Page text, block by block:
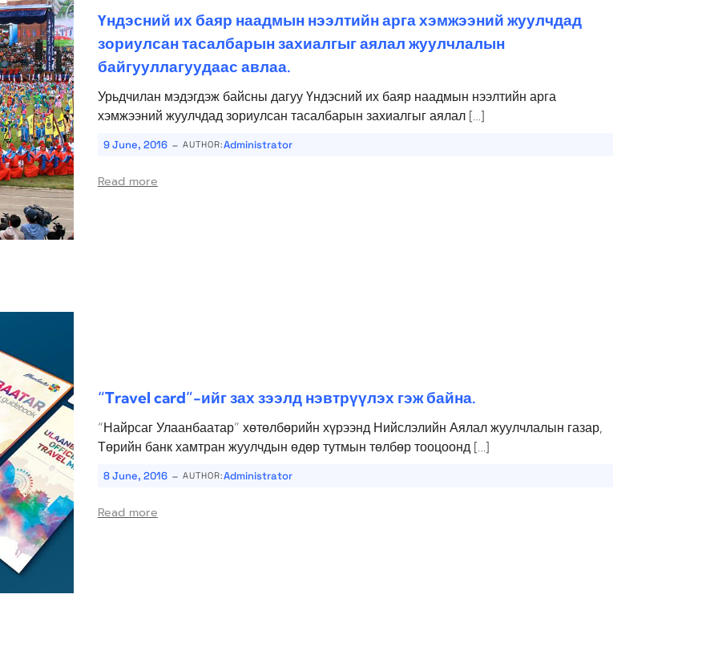
Үндэсний их баяр наадмын нээлтийн арга хэмжээний жуулчдад
зориулсан тасалбарын захиалгыг аялал жуулчлалын
байгууллагуудаас авлаа.
Урьдчилан мэдэгдэж байсны дагуу Үндэсний их баяр наадмын нээлтийн арга
хэмжээний жуулчдад зориулсан тасалбарын захиалгыг аялал […]
9 June, 2016 - AUTHOR:Administrator
Read more
“Travel card”-ийг зах зээлд нэвтрүүлэх гэж байна.
“Найрсаг Улаанбаатар” хөтөлбөрийн хүрээнд Нийслэлийн Аялал жуулчлалын газар,
Төрийн банк хамтран жуулчдын өдөр тутмын төлбөр тооцоонд […]
8 June, 2016 - AUTHOR:Administrator
Read more